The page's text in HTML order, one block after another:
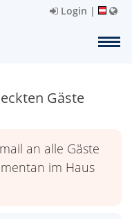
Login |
Gäste
an alle Gäste
im Haus